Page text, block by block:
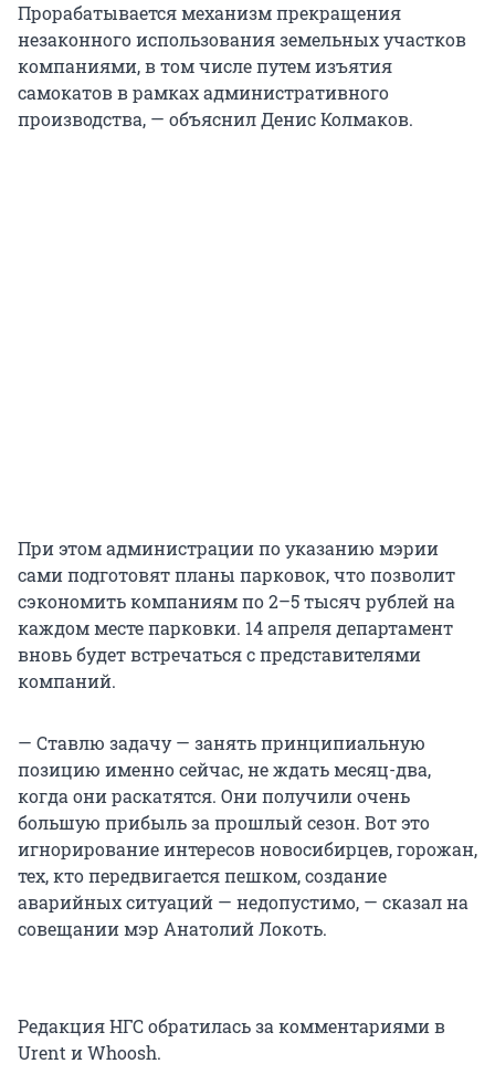
Прорабатывается механизм прекращения
незаконного использования земельных участков
компаниями, в том числе путем изъятия
самокатов в рамках административного
производства, — объяснил Денис Колмаков.
При этом администрации по указанию мэрии
сами подготовят планы парковок, что позволит
сэкономить компаниям по 2–5 тысяч рублей на
каждом месте парковки. 14 апреля департамент
вновь будет встречаться с представителями
компаний.
— Ставлю задачу — занять принципиальную
позицию именно сейчас, не ждать месяц-два,
когда они раскатятся. Они получили очень
большую прибыль за прошлый сезон. Вот это
игнорирование интересов новосибирцев, горожан,
тех, кто передвигается пешком, создание
аварийных ситуаций — недопустимо, — сказал на
совещании мэр Анатолий Локоть.
Редакция НГС обратилась за комментариями в
Urent и Whoosh.